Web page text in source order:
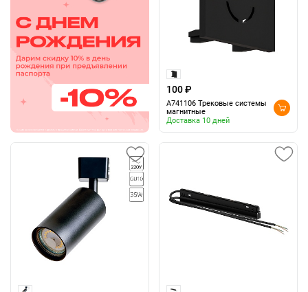
100 ₽
A741106 Трековые системы
магнитные
Доставка 10 дней